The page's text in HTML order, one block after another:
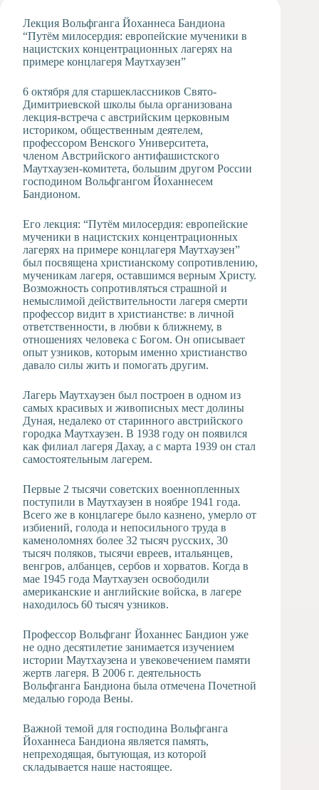
Художественная
студия
Музыкальное
отделение
Служба
Тьюторская
служба
Лекция Вольфганга Йоханнеса Бандиона
“Путём милосердия: европейские мученики в
нацистских концентрационных лагерях на
примере концлагеря Маутхаузен”
6 октября для старшеклассников Свято-
Димитриевской школы была организована
лекция-встреча с австрийским церковным
историком, общественным деятелем,
профессором Венского Университета,
членом Австрийского антифашистского
Маутхаузен-комитета, большим другом России
господином Вольфгангом Йоханнесем
Бандионом.
Его лекция: “Путём милосердия: европейские
мученики в нацистских концентрационных
лагерях на примере концлагеря Маутхаузен”
был посвящена христианскому сопротивлению,
мученикам лагеря, оставшимся верным Христу.
Возможность сопротивляться страшной и
немыслимой действительности лагеря смерти
профессор видит в христианстве: в личной
ответственности, в любви к ближнему, в
отношениях человека с Богом. Он описывает
опыт узников, которым именно христианство
давало силы жить и помогать другим.
Лагерь Маутхаузен был построен в одном из
самых красивых и живописных мест долины
Дуная, недалеко от старинного австрийского
городка Маутхаузен. В 1938 году он появился
как филиал лагеря Дахау, а с марта 1939 он стал
самостоятельным лагерем.
Первые 2 тысячи советских военнопленных
поступили в Маутхаузен в ноябре 1941 года.
Всего же в концлагере было казнено, умерло от
избиений, голода и непосильного труда в
каменоломнях более 32 тысяч русских, 30
тысяч поляков, тысячи евреев, итальянцев,
венгров, албанцев, сербов и хорватов. Когда в
мае 1945 года Маутхаузен освободили
американские и английские войска, в лагере
находилось 60 тысяч узников.
Профессор Вольфганг Йоханнес Бандион уже
не одно десятилетие занимается изучением
истории Маутхаузена и увековечением памяти
жертв лагеря. В 2006 г. деятельность
Вольфганга Бандиона была отмечена Почетной
медалью города Вены.
Важной темой для господина Вольфганга
Йоханнеса Бандиона является память,
непреходящая, бытующая, из которой
складывается наше настоящее.